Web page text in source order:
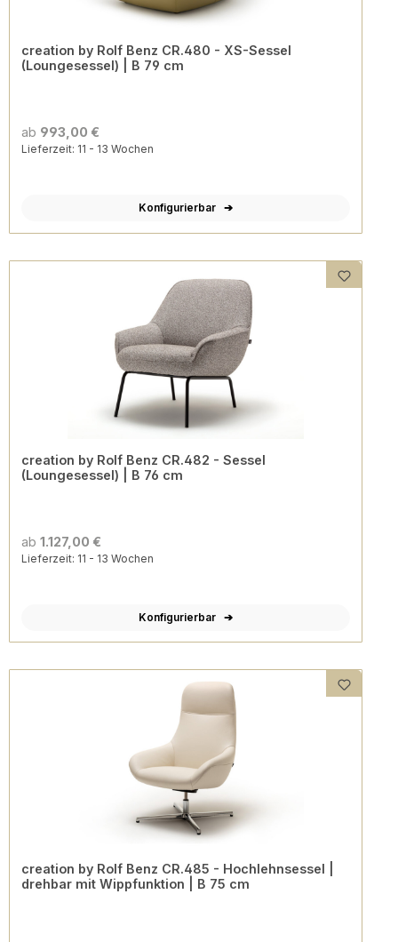
creation by Rolf Benz CR.480 - XS-Sessel
(Loungesessel) | B 79 cm
ab 993,00 €
Lieferzeit: 11 - 13 Wochen
Konfigurierbar
creation by Rolf Benz CR.482 - Sessel
(Loungesessel) | B 76 cm
ab 1.127,00 €
Lieferzeit: 11 - 13 Wochen
Konfigurierbar
creation by Rolf Benz CR.485 - Hochlehnsessel |
drehbar mit Wippfunktion | B 75 cm